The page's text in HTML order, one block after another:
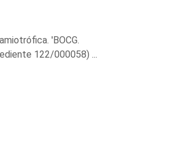
'BOCG.
122/000058) ...